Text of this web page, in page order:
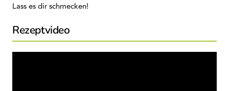
Lass es dir schmecken!
Rezeptvideo